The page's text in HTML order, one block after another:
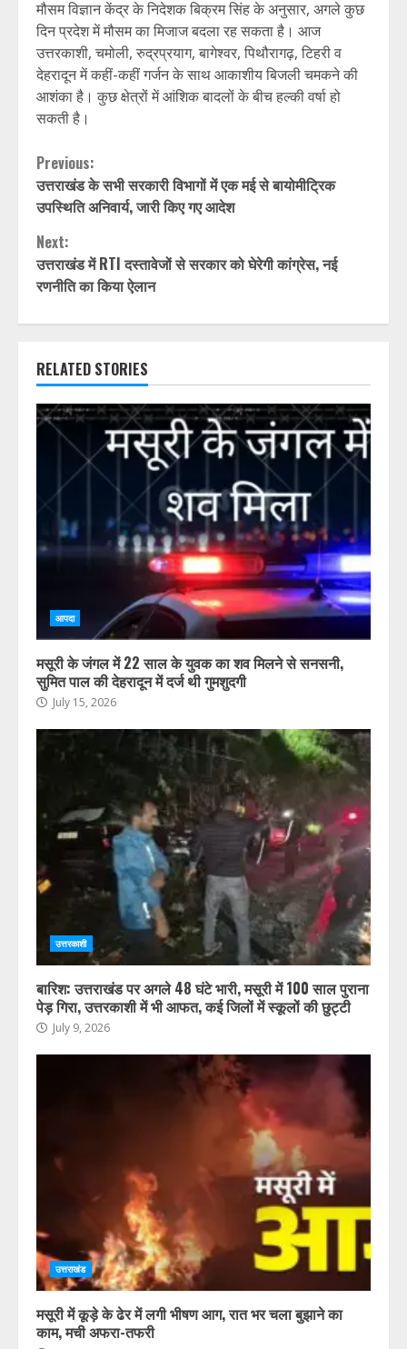
मौसम विज्ञान केंद्र के निदेशक बिक्रम सिंह के अनुसार, अगले कुछ
दिन प्रदेश में मौसम का मिजाज बदला रह सकता है। आज
उत्तरकाशी, चमोली, रुद्रप्रयाग, बागेश्वर, पिथौरागढ़, टिहरी व
देहरादून में कहीं-कहीं गर्जन के साथ आकाशीय बिजली चमकने की
आशंका है। कुछ क्षेत्रों में आंशिक बादलों के बीच हल्की वर्षा हो
सकती है।
Continue
Reading
Previous:
उत्तराखंड के सभी सरकारी विभागों में एक मई से बायोमीट्रिक
उपस्थिति अनिवार्य, जारी किए गए आदेश
Next:
उत्तराखंड में RTI दस्तावेजों से सरकार को घेरेगी कांग्रेस, नई
रणनीति का किया ऐलान
RELATED STORIES
आपदा
मसूरी के जंगल में 22 साल के युवक का शव मिलने से सनसनी,
सुमित पाल की देहरादून में दर्ज थी गुमशुदगी
July 15, 2026
उत्तरकाशी
बारिश: उत्तराखंड पर अगले 48 घंटे भारी, मसूरी में 100 साल पुराना
पेड़ गिरा, उत्तरकाशी में भी आफत, कई जिलों में स्कूलों की छुट्टी
July 9, 2026
उत्तराखंड
मसूरी में कूड़े के ढेर में लगी भीषण आग, रात भर चला बुझाने का
काम, मची अफरा-तफरी